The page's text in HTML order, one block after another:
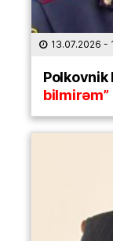
13.07.2026 -
Polkovnik
bilmirəm”